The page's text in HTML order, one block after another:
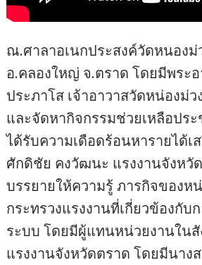
ณ.ศาลาอเนกประสงค์วัดหนองม่
อ.คลองใหญ่ จ.ตราด โดยมีพระ
ประภาโส เจ้าอาวาสวัดหน่องม่
และจัดหากิจกรรมช่วยเหลือปร
ได้รับความเดือดร้อนหารายได้เ
ศักดิชัย คงวัฒนะ แรงงานจังหวั
บรรยายให้ความรู้ ภารกิจของห
กระทรวงแรงงานที่เกี่ยวข้องกับ
ระบบ โดยมีผู้แทนหน่วยงานในสั
แรงงานจังหวัดตราด โดยมีนาง